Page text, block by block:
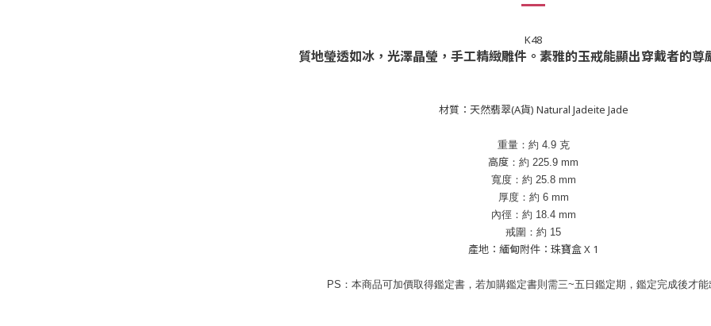
K48
質地瑩透如冰，光澤晶瑩，手工精緻雕件。素雅的玉戒能顯出穿戴者的尊
材質：天然翡翠(A貨) Natural Jadeite Jade
重量：約 4.9 克
高度 ：約 225.9 mm
寬度：約 25.8 mm
厚度：約 6 mm
內徑：約 18.4 mm
戒圍 ：約 15
產地：緬甸附件：珠寶盒 X 1
PS：本商品可加價取得鑑定書，若加購鑑定書則需三~五日鑑定期，鑑定完成後才能